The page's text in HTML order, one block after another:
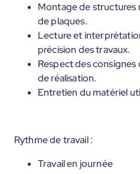
Montage de structures
de plaques.
Lecture et
précision des travaux.
Respect des
de réalisation.
Entretien du matériel
Rythme de travail :
Travail en journée